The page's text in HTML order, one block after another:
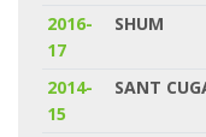
2016-
17
SHUM
2014-
15
SANT